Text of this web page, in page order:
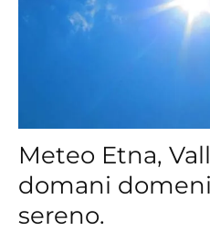
Meteo Etna,
domani
sereno.